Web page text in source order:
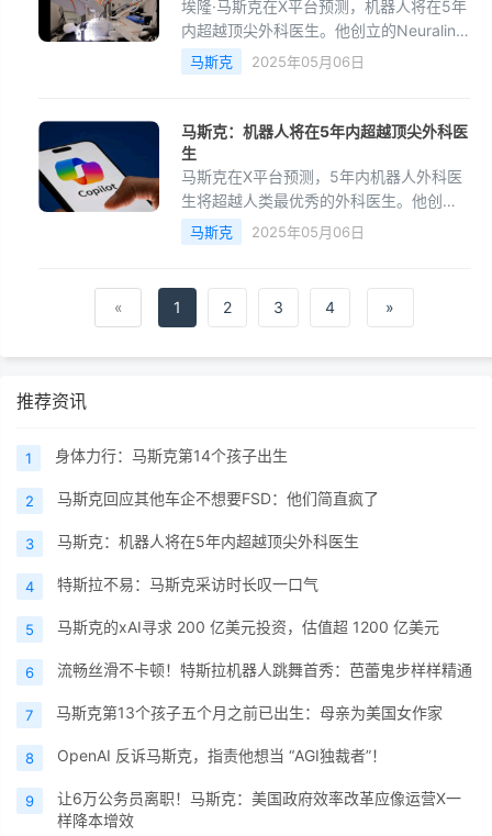
埃隆·马斯克在X平台预测，机器人将在5年
内超越顶尖外科医生。他创立的Neuralink
公司计划使用机器人进行脑机接口手术，
因其精度远超人类。数据显示，手术机器
马斯克 2025年05月06日
马斯克：机器人将在5年内超越顶尖外科医
生
马斯克在X平台预测，5年内机器人外科医
生将超越人类最优秀的外科医生。他创立
的Neuralink公司已成功将N1芯片植入人
脑，实现人机交互。但质疑者认为当前手
马斯克 2025年05月06日
« 1 2 3 4 »
推荐资讯
1 身体力行：马斯克第14个孩子出生
2 马斯克回应其他车企不想要FSD：他们简直疯了
3 马斯克：机器人将在5年内超越顶尖外科医生
4 特斯拉不易：马斯克采访时长叹一口气
5 马斯克的xAI寻求 200 亿美元投资，估值超 1200 亿美元
6 流畅丝滑不卡顿！特斯拉机器人跳舞首秀：芭蕾鬼步样样精通
7 马斯克第13个孩子五个月之前已出生：母亲为美国女作家
8 OpenAI 反诉马斯克，指责他想当 “AGI独裁者”！
9
让6万公务员离职！马斯克：美国政府效率改革应像运营X一
样降本增效